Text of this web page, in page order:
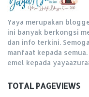
Yaya merupakan
ini banyak berkongsi
dan info terkini.
manfaat kepada
emel kepada
TOTAL PAGEVIEWS